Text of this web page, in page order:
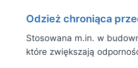
Odzież chroniąca
Stosowana m.in. w
które zwiększają